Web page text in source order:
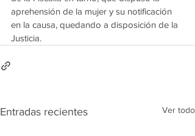
aprehensión de la mujer y su notificación
en la causa, quedando a disposición de la
Justicia.
Entradas recientes Ver todo